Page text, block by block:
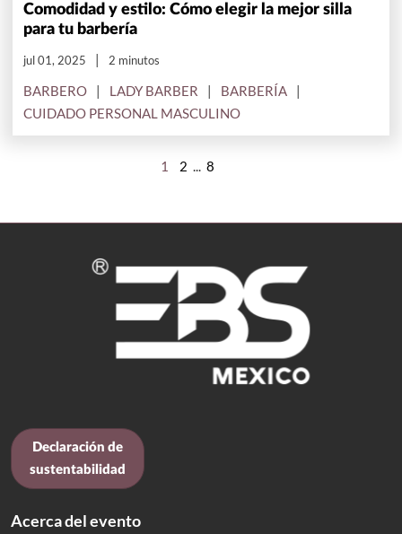
Comodidad y estilo: Cómo elegir la mejor silla
para tu barbería
jul 01, 2025 2 minutos
BARBERO LADY BARBER
BARBERÍA
CUIDADO PERSONAL MASCULINO
1 2 8
Declaración de
sustentabilidad
Acerca del evento